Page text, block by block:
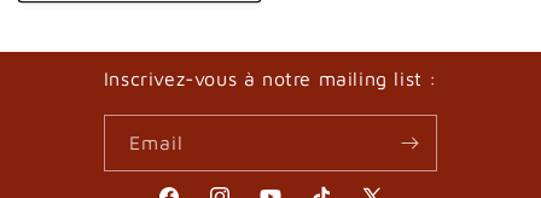
Inscrivez-vous à notre mailing list :
Email